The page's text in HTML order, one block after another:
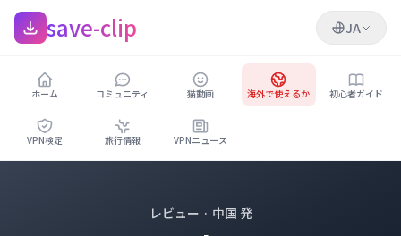
save-clip JA
ホーム コミュニティ 猫動画 海外で使えるか 初心者ガイド
VPN検定 旅行情報 VPNニュース
レビュー · 中国 発